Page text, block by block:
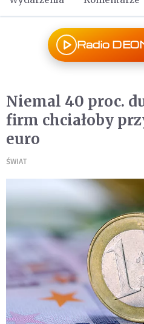
Radio
Niemal 40 proc.
firm chciałoby
euro
ŚWIAT